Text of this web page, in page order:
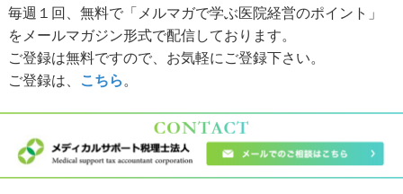
毎週１回、無料で「メルマガで学ぶ医院経営のポイント」
をメールマガジン形式で配信しております。
ご登録は無料ですので、お気軽にご登録下さい。
ご登録は、
こちら 。